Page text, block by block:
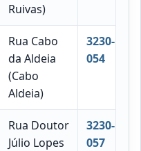
Ruivas)
Rua Cabo
da Aldeia
(Cabo
Aldeia)
3230-
054
Rua Doutor
Júlio Lopes
3230-
057